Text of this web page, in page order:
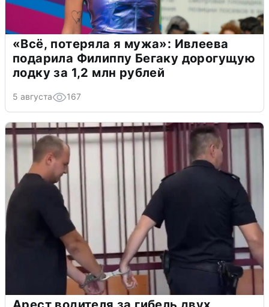
«Всё, потеряла я мужа»: Ивлеева
подарила Филиппу Бегаку дорогущую
лодку за 1,2 млн рублей
5 августа 167